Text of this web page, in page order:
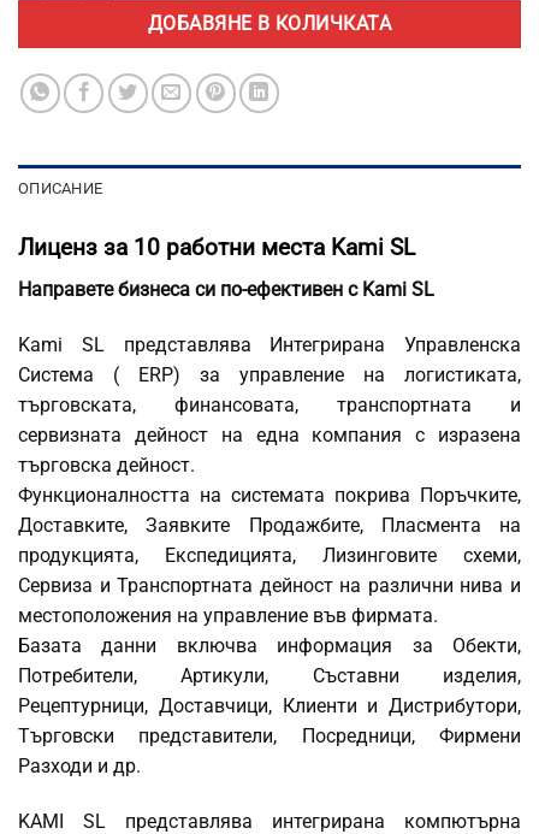
ДОБАВЯНЕ В КОЛИЧКАТА
ОПИСАНИЕ
Лиценз за 10 работни места Kami SL
Направете бизнеса си по-ефективен с Kami SL
Kami SL представлява Интегрирана Управленска
Система ( ERP) за управление на логистиката,
търговската, финансовата, транспортната и
сервизната дейност на една компания с изразена
търговска дейност.
Функционалността на системата покрива Поръчките,
Доставките, Заявките Продажбите, Пласмента на
продукцията, Експедицията, Лизинговите схеми,
Сервиза и Транспортната дейност на различни нива и
местоположения на управление във фирмата.
Базата данни включва информация за Обекти,
Потребители, Артикули, Съставни изделия,
Рецептурници, Доставчици, Клиенти и Дистрибутори,
Търговски представители, Посредници, Фирмени
Разходи и др.
KAMI SL представлява интегрирана компютърна